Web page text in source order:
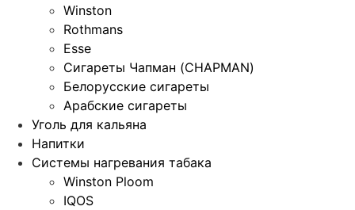
Winston
Rothmans
Esse
Сигареты Чапман (CHAPMAN)
Белорусские сигареты
Арабские сигареты
Уголь для кальяна
Напитки
Системы нагревания табака
Winston Ploom
IQOS